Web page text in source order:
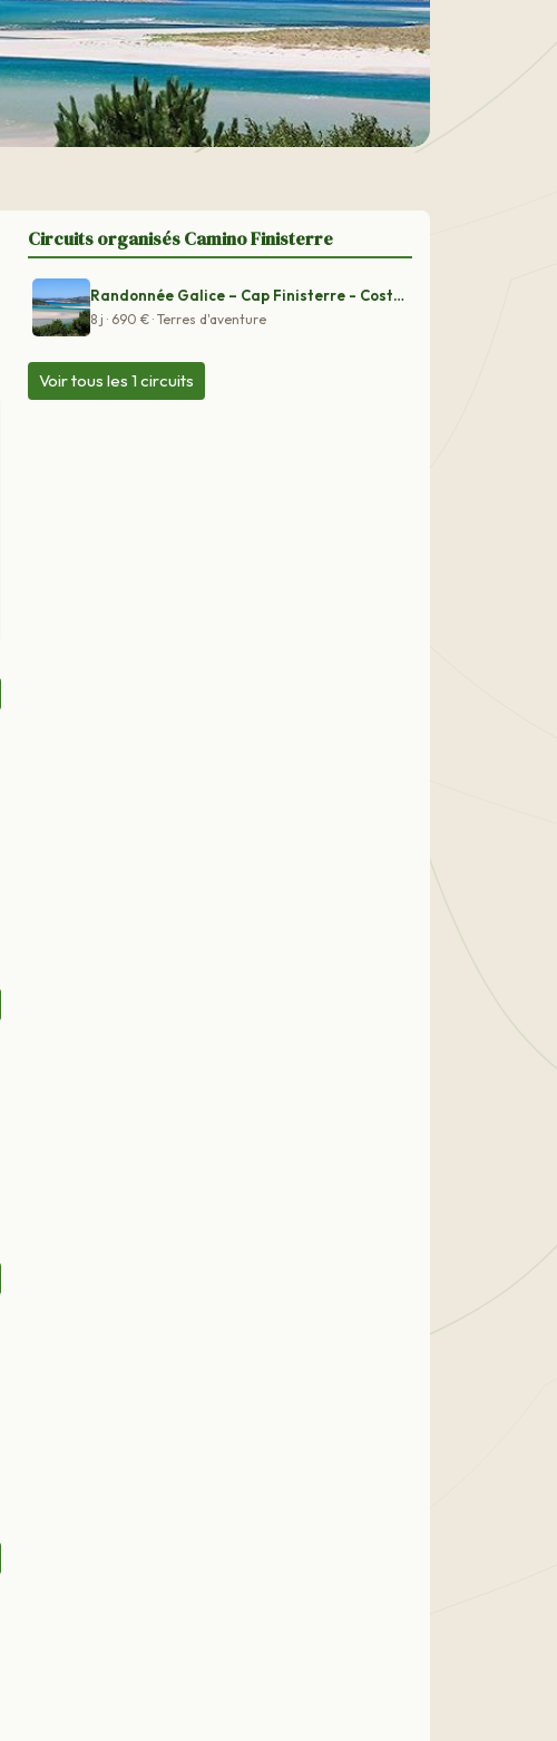
Circuits organisés Camino Finisterre
Randonnée Galice – Cap Finisterre - Costa da morte - Ca
8 j · 690 € · Terres d'aventure
Voir tous les 1 circuits